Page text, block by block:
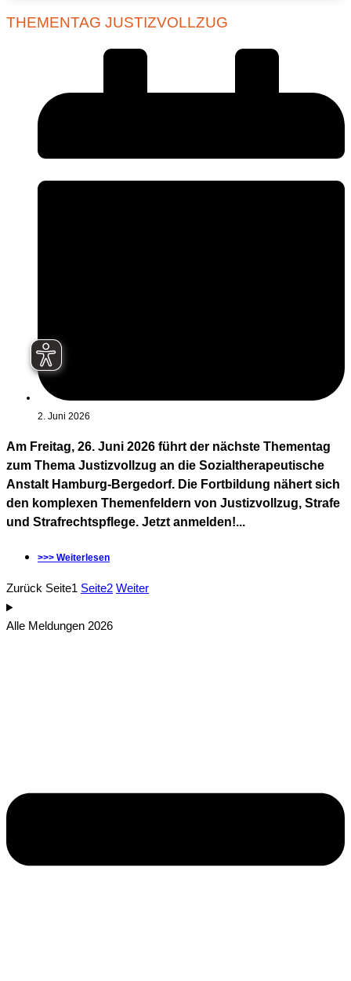
THEMENTAG JUSTIZVOLLZUG
2. Juni 2026
Am Freitag, 26. Juni 2026 führt der nächste Thementag
zum Thema Justizvollzug an die Sozialtherapeutische
Anstalt Hamburg-Bergedorf. Die Fortbildung nähert sich
den komplexen Themenfeldern von Justizvollzug, Strafe
und Strafrechtspflege. Jetzt anmelden!...
>>> Weiterlesen
Zurück Seite1 Seite2 Weiter
Alle Meldungen 2026